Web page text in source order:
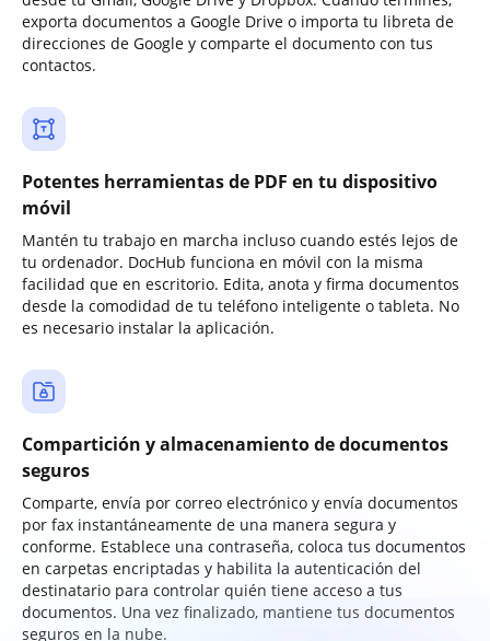
exporta documentos a Google Drive o importa tu libreta de
direcciones de Google y comparte el documento con tus
contactos.
Potentes herramientas de PDF en tu dispositivo
móvil
Mantén tu trabajo en marcha incluso cuando estés lejos de
tu ordenador. DocHub funciona en móvil con la misma
facilidad que en escritorio. Edita, anota y firma documentos
desde la comodidad de tu teléfono inteligente o tableta. No
es necesario instalar la aplicación.
Compartición y almacenamiento de documentos
seguros
Comparte, envía por correo electrónico y envía documentos
por fax instantáneamente de una manera segura y
conforme. Establece una contraseña, coloca tus documentos
en carpetas encriptadas y habilita la autenticación del
destinatario para controlar quién tiene acceso a tus
documentos. Una vez finalizado, mantiene tus documentos
seguros en la nube.